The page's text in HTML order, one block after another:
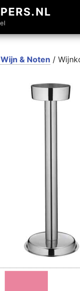
& Noten /